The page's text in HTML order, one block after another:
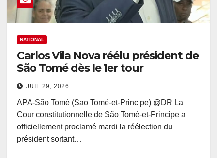
NATIONAL
Carlos Vila Nova réélu président de
São Tomé dès le 1er tour
JUIL 29, 2026
APA-São Tomé (Sao Tomé-et-Principe) @DR La
Cour constitutionnelle de São Tomé-et-Principe a
officiellement proclamé mardi la réélection du
président sortant…